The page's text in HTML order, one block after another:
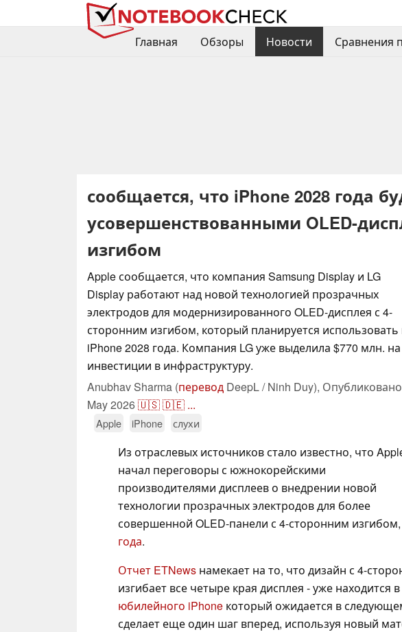
Главная
Обзоры Новости Сравнения
сообщается, что iPhone 2028 года
усовершенствованными OLED-
изгибом
Apple сообщается, что компания Samsung Display и LG
Display работают над новой технологией прозрачных
электродов для модернизированного OLED-дисплея с 4-
сторонним изгибом, который планируется использовать
iPhone 2028 года. Компания LG уже выделила $770 млн. на
инвестиции в инфраструктуру.
Anubhav Sharma (перевод DeepL / Ninh Duy), Опубликовано
May 2026🇺🇸🇩🇪 ...
Apple iPhone слухи
Из отраслевых источников стало известно, что
начал переговоры с южнокорейскими
производителями дисплеев о внедрении новой
технологии прозрачных электродов для более
совершенной OLED-панели с 4-сторонним
года.
Отчет ETNews намекает на то, что дизайн с 4-
изгибает все четыре края дисплея - уже находится
юбилейного iPhone который ожидается в
сделает еще один шаг вперед, используя новый